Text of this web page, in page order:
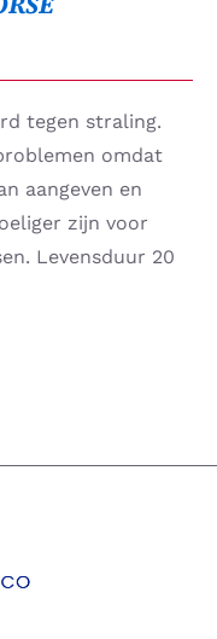
tegen straling.
omdat
aangeven en
zijn voor
Levensduur 20